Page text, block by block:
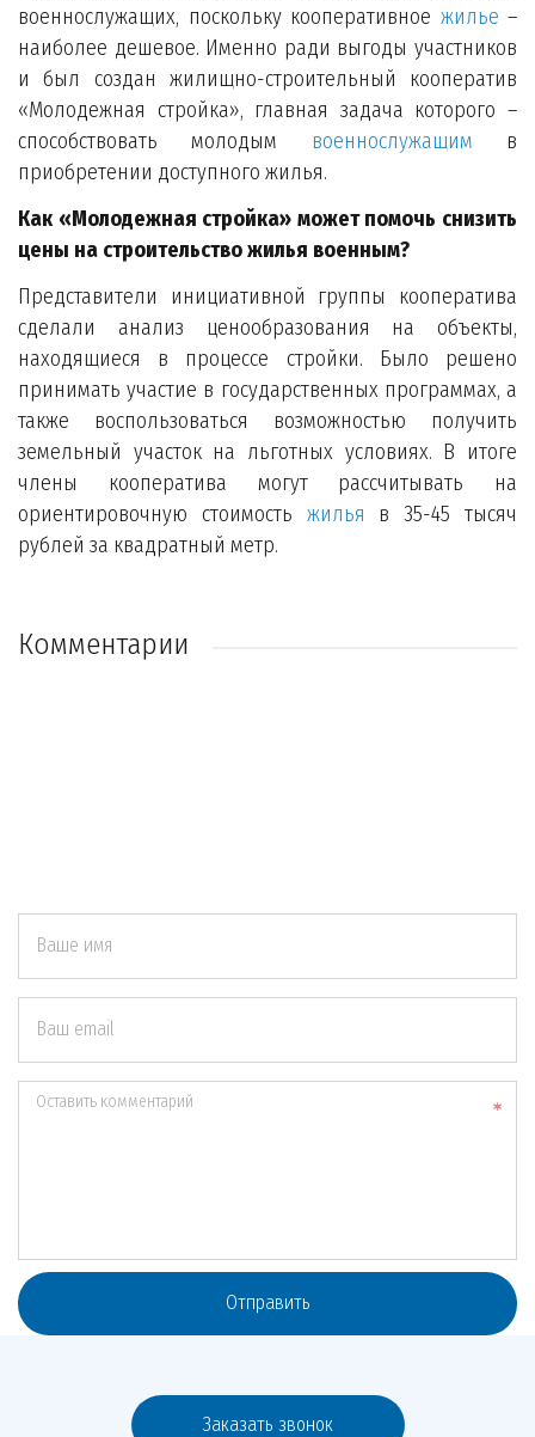
военнослужащих, поскольку кооперативное жилье –
наиболее дешевое. Именно ради выгоды участников
и был создан жилищно-строительный кооператив
«Молодежная стройка», главная задача которого –
способствовать молодым военнослужащим в
приобретении доступного жилья.
Как «Молодежная стройка» может помочь снизить
цены на строительство жилья военным?
Представители инициативной группы кооператива
сделали анализ ценообразования на объекты,
находящиеся в процессе стройки. Было решено
принимать участие в государственных программах, а
также воспользоваться возможностью получить
земельный участок на льготных условиях. В итоге
члены кооператива могут рассчитывать на
ориентировочную стоимость жилья в 35-45 тысяч
рублей за квадратный метр.
Комментарии
Ваше имя
Ваш email
Оставить комментарий
Отправить
Заказать звонок